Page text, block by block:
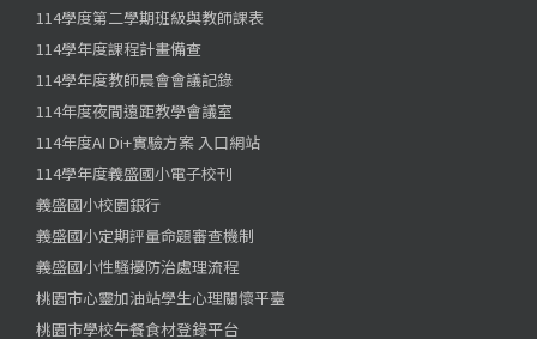
114學度第二學期班級與教師課表
114學年度課程計畫備查
114學年度教師晨會會議記錄
114年度夜間遠距教學會議室
114年度AI Di+實驗方案 入口網站
114學年度義盛國小電子校刊
義盛國小校園銀行
義盛國小定期評量命題審查機制
義盛國小性騷擾防治處理流程
桃園市心靈加油站學生心理關懷平臺
桃園市學校午餐食材登錄平台